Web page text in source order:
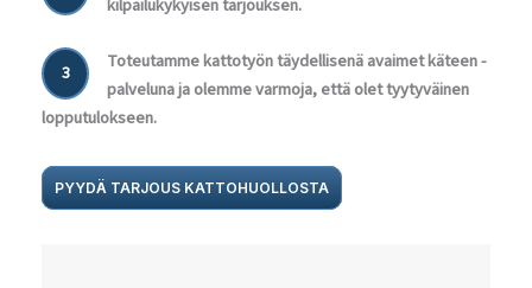
kilpailukykyisen tarjouksen.
3
Toteutamme kattotyön täydellisenä avaimet käteen -
palveluna ja olemme varmoja, että olet tyytyväinen
lopputulokseen.
PYYDÄ TARJOUS KATTOHUOLLOSTA